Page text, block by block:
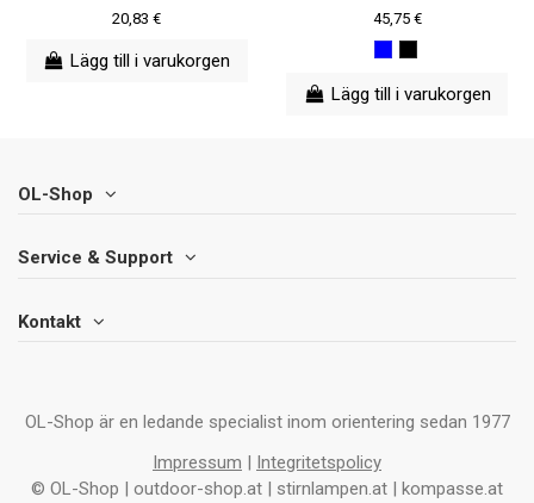
20,83 €
Lägg till i varukorgen
45,75 €
Lägg till i varukorgen
OL-Shop
Service & Support
Kontakt
OL-Shop är en ledande specialist inom orientering sedan 1977
Impressum | Integritetspolicy
© OL-Shop | outdoor-shop.at | stirnlampen.at | kompasse.at